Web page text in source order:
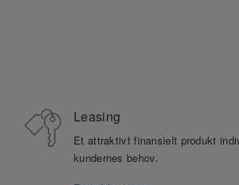
Leasing
Et attraktivt finansielt produkt
kundernes behov.